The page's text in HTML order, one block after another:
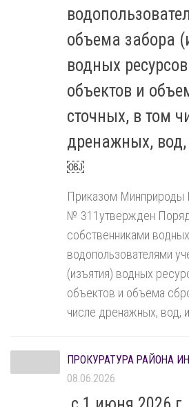
объема забора
водных
объектов и
сточных, в том
дренажных,
￼
Приказом Минприроды
№ 311утвержден
собственниками
водопользователями
(изъятия) водных
объектов и объема
числе дренажных, вод,
ПРОКУРАТУРА РАЙОНА
08.06.2026